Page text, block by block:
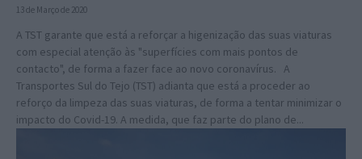
13 de Março de 2020
A TST garante que está a reforçar a higenização das suas viaturas
com especial atenção às "superfícies com mais pontos de
contacto", de forma a fazer face ao novo coronavírus. A
Transportes Sul do Tejo (TST) adianta que está a proceder ao
reforço da limpeza das suas viaturas, de forma a tentar minimizar o
impacto do Covid-19. A medida, que faz parte do plano de...